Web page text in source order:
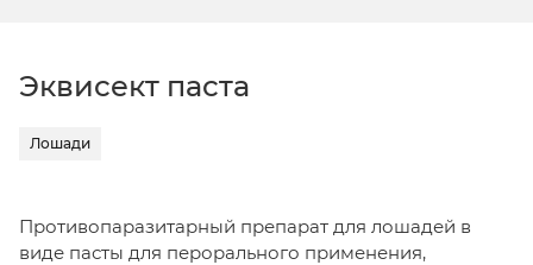
Эквисект паста
Лошади
Противопаразитарный препарат для лошадей в
виде пасты для перорального применения,